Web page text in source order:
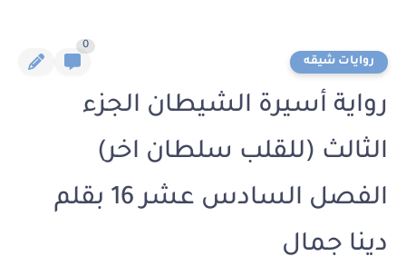
روايات شيقه
0
رواية أسيرة الشيطان الجزء
الثالث (للقلب سلطان اخر)
الفصل السادس عشر 16 بقلم
دينا جمال